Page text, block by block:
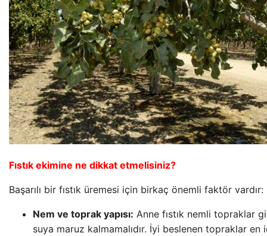
Fıstık ekimine ne dikkat etmelisiniz?
Başarılı bir fıstık üremesi için birkaç önemli faktör vardır:
Nem ve toprak yapısı: Anne fıstık nemli topraklar
suya maruz kalmamalıdır. İyi beslenen topraklar en